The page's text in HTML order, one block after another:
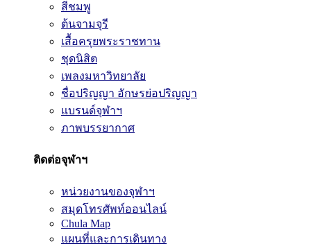
สีชมพู
ต้นจามจุรี
เสื้อครุยพระราชทาน
ชุดนิสิต
เพลงมหาวิทยาลัย
ชื่อปริญญา อักษรย่อปริญญา
แบรนด์จุฬาฯ
ภาพบรรยากาศ
ติดต่อจุฬาฯ
หน่วยงานของจุฬาฯ
สมุดโทรศัพท์ออนไลน์
Chula Map
แผนที่และการเดินทาง